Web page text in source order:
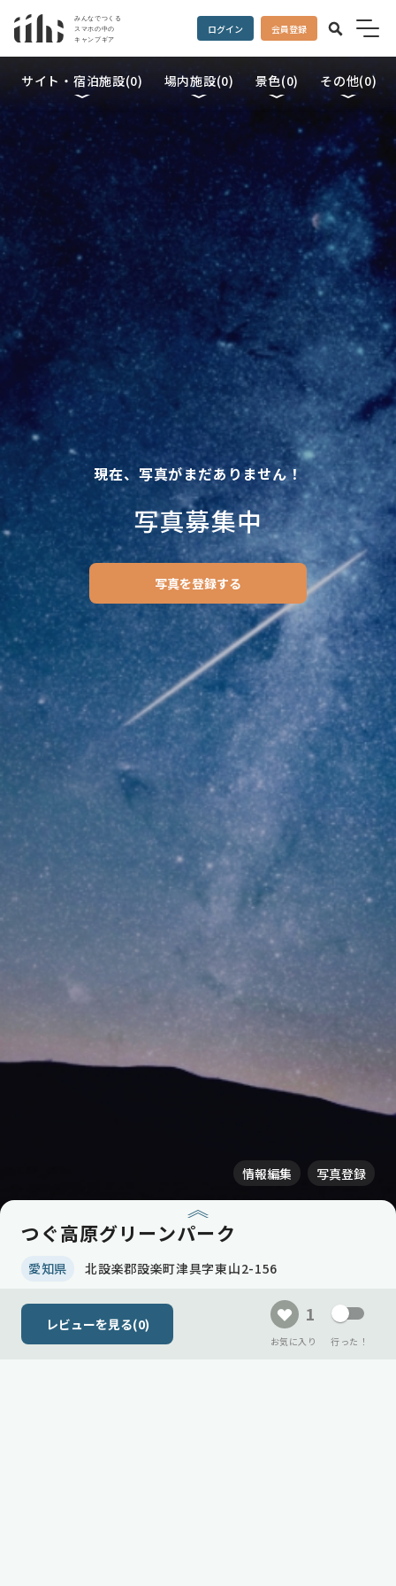
ログイン 会員登録
サイト・宿泊施設(0) 場内施設(0) 景色(0) その他(0)
現在、写真がまだありません！
写真募集中
写真を登録する
情報編集 写真登録
つぐ高原グリーンパーク
愛知県 北設楽郡設楽町津具字東山2-156
レビューを見る(0) 1
お気に入り 行った！